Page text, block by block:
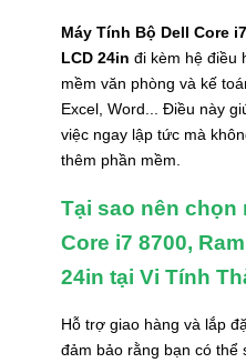
Máy Tính Bộ Dell Core
LCD 24in đi kèm hệ điều
mềm văn phòng và kế
Excel, Word... Điều này
việc ngay lập tức mà
thêm phần mềm.
Tại sao nên chọn
Core i7 8700,
24in tại Vi Tính
Hỗ trợ giao hàng và lắp
đảm bảo rằng bạn có thể